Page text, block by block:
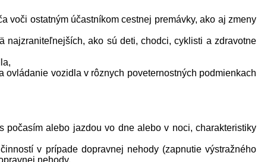
voči ostatným účastníkom cestnej premávky, ako aj zmeny
najzraniteľnejších, ako sú deti, chodci, cyklisti a zdravotne
vozidla v rôznych poveternostných podmienkach
alebo jazdou vo dne alebo v noci, charakteristiky
v prípade dopravnej nehody (zapnutie výstražného
nehody,